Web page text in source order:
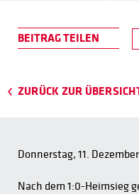
ZURÜCK ZUR
Donnerstag, 11.
Nach dem 1:0-Heimsieg